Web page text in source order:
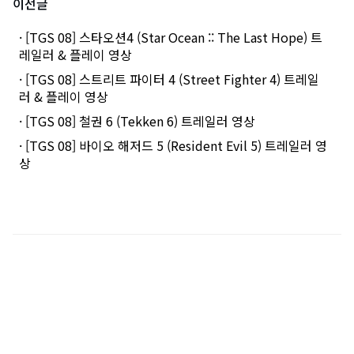
· [TGS 08] 스타오션4 (Star Ocean :: The Last Hope) 트
레일러 & 플레이 영상
· [TGS 08] 스트리트 파이터 4 (Street Fighter 4) 트레일
러 & 플레이 영상
· [TGS 08] 철권 6 (Tekken 6) 트레일러 영상
· [TGS 08] 바이오 해저드 5 (Resident Evil 5) 트레일러 영
상